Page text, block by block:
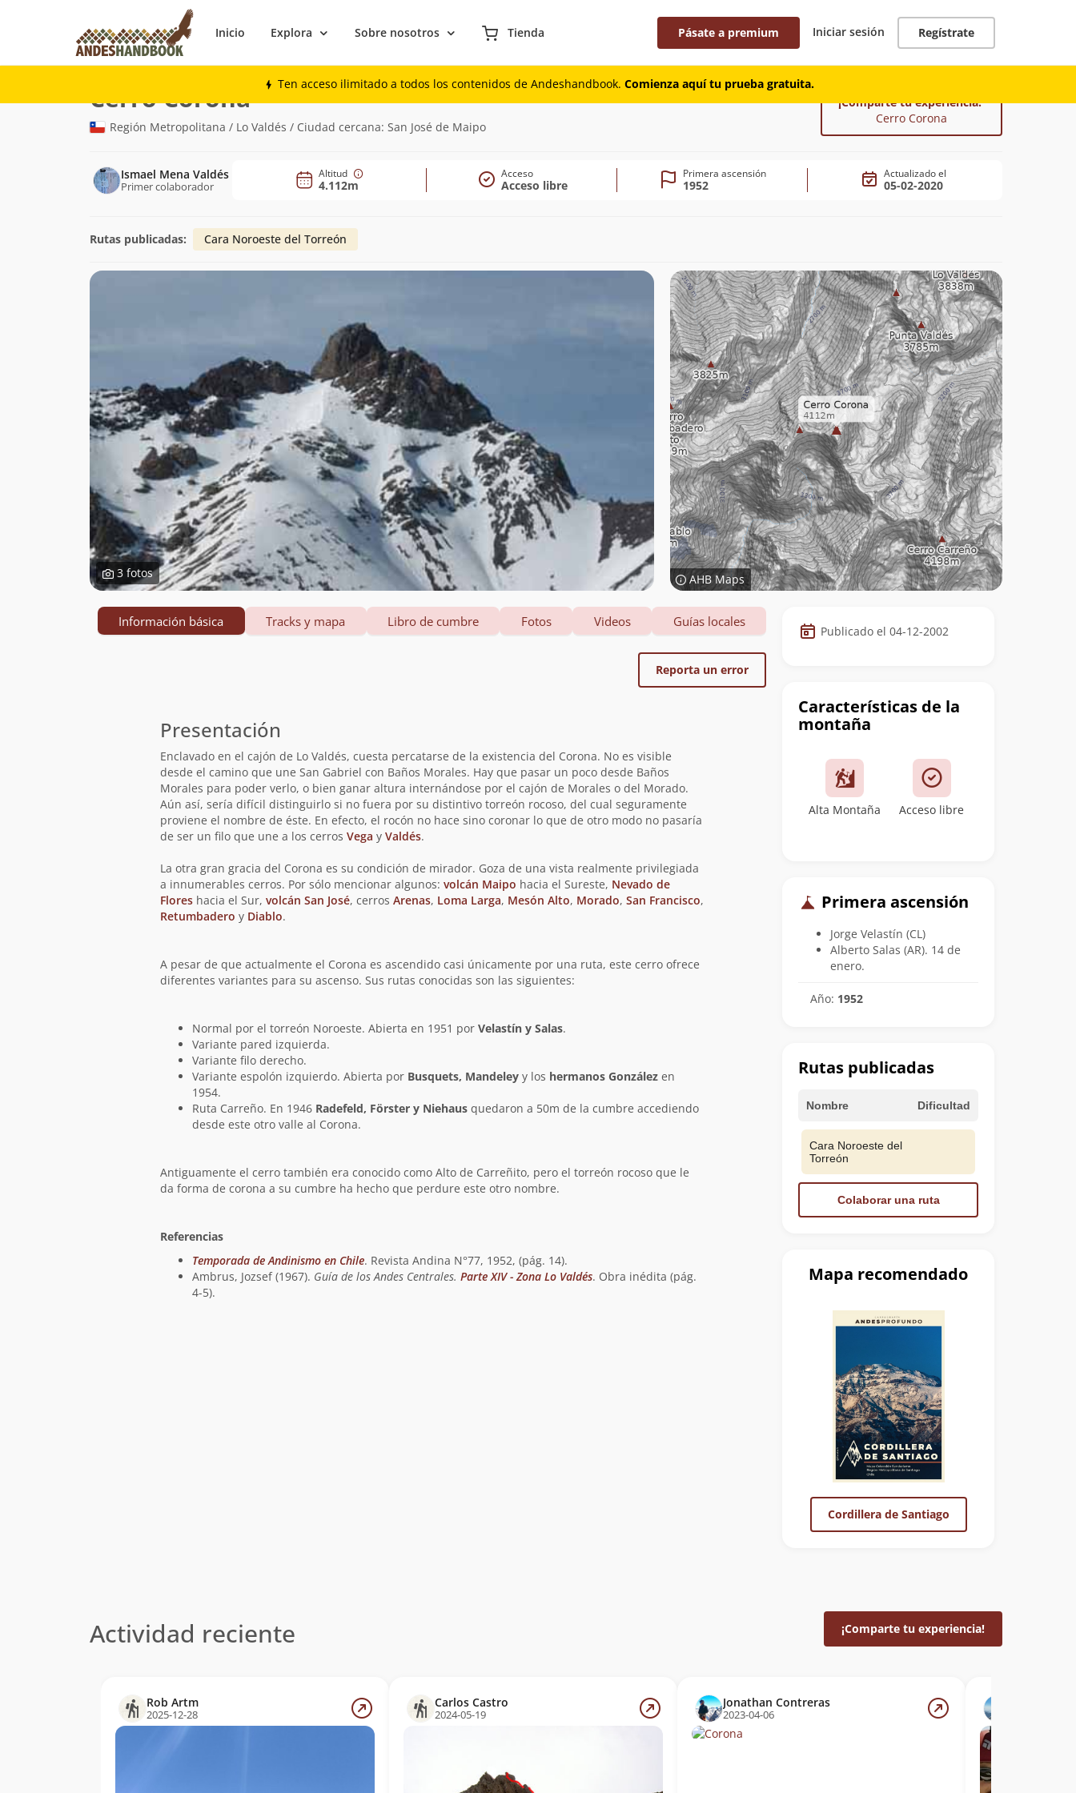
Inicio Explora Sobre nosotros Tienda Pásate a premium Iniciar sesión Regístrate
Ten acceso ilimitado a todos los contenidos de Andeshandbook. Comienza aquí tu prueba gratuita.
Montaña
Cerro Corona (4.112m)
Región Metropolitana / Lo Valdés / Ciudad cercana: San José de Maipo
¡Comparte tu experiencia!
Cerro Corona
Ismael Mena Valdés
Primer colaborador
Altitud
4.112m
Acceso
Acceso libre
Primera ascensión
1952
Actualizado el
05-02-2020
Rutas publicadas: Cara Noroeste del Torreón
3 fotos AHB Maps
Datos
de
cumbre
Publicado el 04-12-2002
Características de la
montaña
Alta Montaña Acceso libre
Primera ascensión
Jorge Velastín (CL)
Alberto Salas (AR). 14 de
enero.
Año: 1952
Rutas publicadas
Nombre Dificultad
Cara Noroeste del
Torreón
Colaborar una ruta
Mapa recomendado
Cordillera de Santiago
Información básica Tracks y mapa Libro de cumbre Fotos Videos Guías locales
Reporta un error
Presentación
Enclavado en el cajón de Lo Valdés, cuesta percatarse de la existencia del Corona. No es visible
desde el camino que une San Gabriel con Baños Morales. Hay que pasar un poco desde Baños
Morales para poder verlo, o bien ganar altura internándose por el cajón de Morales o del Morado.
Aún así, sería difícil distinguirlo si no fuera por su distintivo torreón rocoso, del cual seguramente
proviene el nombre de éste. En efecto, el rocón no hace sino coronar lo que de otro modo no pasaría
de ser un filo que une a los cerros Vega y Valdés.
La otra gran gracia del Corona es su condición de mirador. Goza de una vista realmente privilegiada
a innumerables cerros. Por sólo mencionar algunos: volcán Maipo hacia el Sureste, Nevado de
Floreshacia el Sur, volcán San José, cerros Arenas, Loma Larga, Mesón Alto, Morado, San Francisco,
Retumbadero y Diablo.
A pesar de que actualmente el Corona es ascendido casi únicamente por una ruta, este cerro ofrece
diferentes variantes para su ascenso. Sus rutas conocidas son las siguientes:
Normal por el torreón Noroeste. Abierta en 1951 por Velastín y Salas.
Variante pared izquierda.
Variante filo derecho.
Variante espolón izquierdo. Abierta por Busquets, Mandeleyy los hermanos Gonzálezen
1954.
Ruta Carreño. En 1946 Radefeld, Förster y Niehausquedaron a 50m de la cumbre accediendo
desde este otro valle al Corona.
Antiguamente el cerro también era conocido como Alto de Carreñito, pero el torreón rocoso que le
da forma de corona a su cumbre ha hecho que perdure este otro nombre.
Referencias
Temporada de Andinismo en Chile. Revista Andina N°77, 1952, (pág. 14).
Ambrus, Jozsef (1967). Guía de los Andes Centrales. Parte XIV - Zona Lo Valdés. Obra inédita (pág.
4-5).
Actividad reciente ¡Comparte tu experiencia!
Rob Artm
2025-12-28
Carlos Castro
2024-05-19
Jonathan Contreras
2023-04-06